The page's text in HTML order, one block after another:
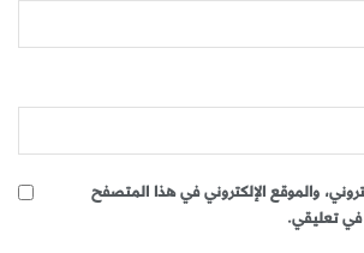
والموقع الإلكتروني في هذا المتصفح
في تعليقي.